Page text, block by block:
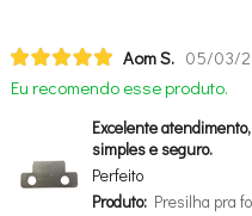
Aom S. 05/03/
Eu recomendo esse produto.
Excelente
simples e seguro.
Perfeito
Produto:Presilha pra